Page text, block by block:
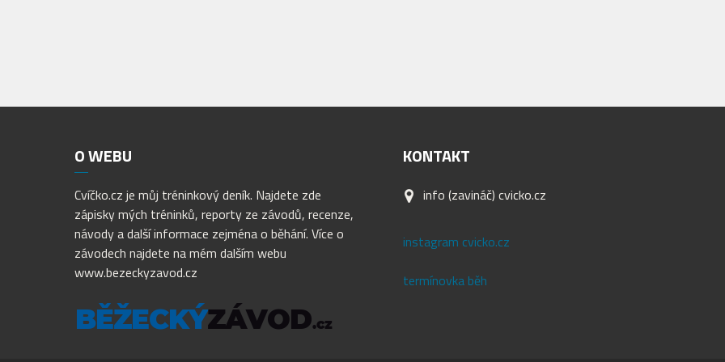
OWEBU
Cvíčko.cz je můj tréninkový deník. Najdete zde
zápisky mých tréninků, reporty ze závodů, recenze,
návody a další informace zejména o běhání. Více o
závodech najdete na mém dalším webu
www.bezeckyzavod.cz
KONTAKT
info (zavináč) cvicko.cz
instagram cvicko.cz
termínovka běh